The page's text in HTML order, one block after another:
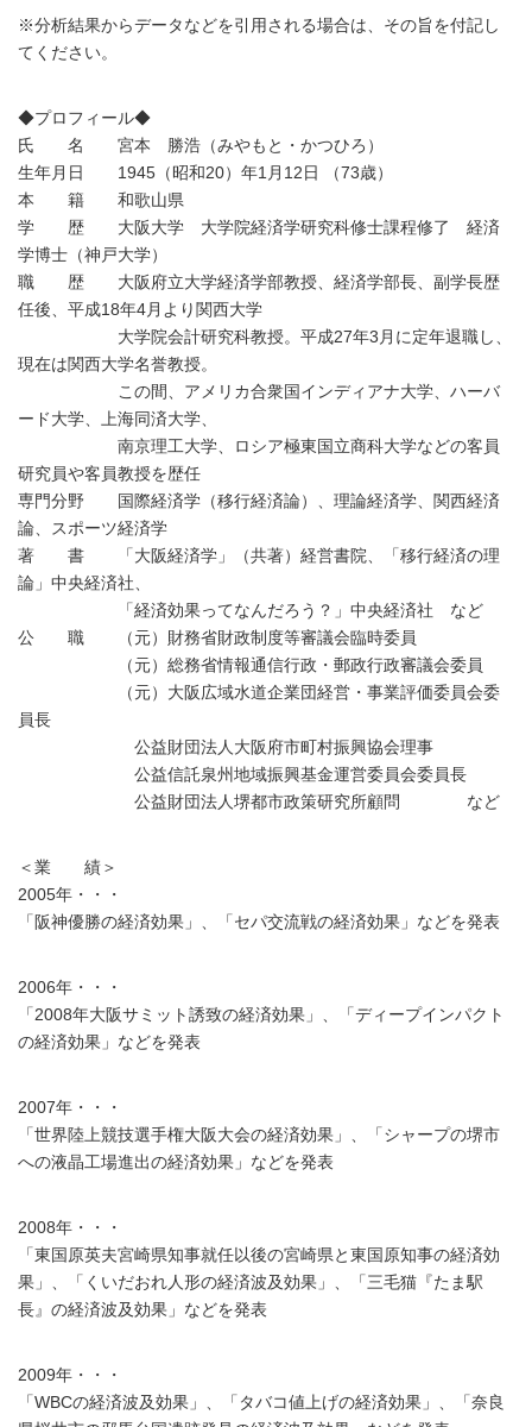
※分析結果からデータなどを引用される場合は、その旨を付記し
てください。
◆プロフィール◆
氏 名 宮本 勝浩（みやもと・かつひろ）
生年月日 1945（昭和20）年1月12日 （73歳）
本 籍 和歌山県
学 歴 大阪大学 大学院経済学研究科修士課程修了 経済
学博士（神戸大学）
職 歴 大阪府立大学経済学部教授、経済学部長、副学長歴
任後、平成18年4月より関西大学
大学院会計研究科教授。平成27年3月に定年退職し、
現在は関西大学名誉教授。
この間、アメリカ合衆国インディアナ大学、ハーバ
ード大学、上海同済大学、
南京理工大学、ロシア極東国立商科大学などの客員
研究員や客員教授を歴任
専門分野 国際経済学（移行経済論）、理論経済学、関西経済
論、スポーツ経済学
著 書 「大阪経済学」（共著）経営書院、「移行経済の理
論」中央経済社、
「経済効果ってなんだろう？」中央経済社 など
公 職 （元）財務省財政制度等審議会臨時委員
（元）総務省情報通信行政・郵政行政審議会委員
（元）大阪広域水道企業団経営・事業評価委員会委
員長
公益財団法人大阪府市町村振興協会理事
公益信託泉州地域振興基金運営委員会委員長
公益財団法人堺都市政策研究所顧問 など
＜業 績＞
2005年・・・
「阪神優勝の経済効果」、「セパ交流戦の経済効果」などを発表
2006年・・・
「2008年大阪サミット誘致の経済効果」、「ディープインパクト
の経済効果」などを発表
2007年・・・
「世界陸上競技選手権大阪大会の経済効果」、「シャープの堺市
への液晶工場進出の経済効果」などを発表
2008年・・・
「東国原英夫宮崎県知事就任以後の宮崎県と東国原知事の経済効
果」、「くいだおれ人形の経済波及効果」、「三毛猫『たま駅
長』の経済波及効果」などを発表
2009年・・・
「WBCの経済波及効果」、「タバコ値上げの経済効果」、「奈良